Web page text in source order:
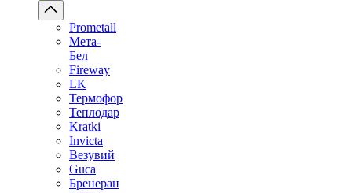
Prometall
Мета-
Бел
Fireway
LK
Термофор
Теплодар
Kratki
Invicta
Везувий
Guca
Бренеран